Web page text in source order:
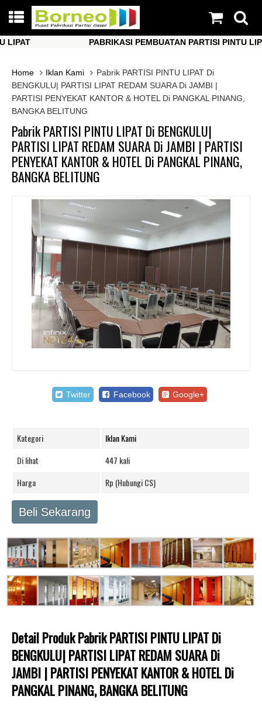
PABRIKASI PEMBUATAN PARTISI PINTU LIPAT
Home
Iklan Kami
Pabrik PARTISI PINTU LIPAT Di
BENGKULU| PARTISI LIPAT REDAM SUARA Di JAMBI |
PARTISI PENYEKAT KANTOR & HOTEL Di PANGKAL PINANG,
BANGKA BELITUNG
Pabrik PARTISI PINTU LIPAT Di BENGKULU|
PARTISI LIPAT REDAM SUARA Di JAMBI | PARTISI
PENYEKAT KANTOR & HOTEL Di PANGKAL PINANG,
BANGKA BELITUNG
Twitter Facebook Google+
Kategori
Iklan Kami
Di lihat
447 kali
Harga
Rp (Hubungi CS)
Beli Sekarang
Detail Produk Pabrik PARTISI PINTU LIPAT Di
BENGKULU| PARTISI LIPAT REDAM SUARA Di
JAMBI | PARTISI PENYEKAT KANTOR & HOTEL Di
PANGKAL PINANG, BANGKA BELITUNG